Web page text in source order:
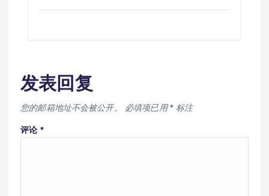
发表回复
您的邮箱地址不会被公开。 必填项已用* 标注
评论 *